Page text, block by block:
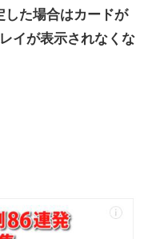
た場合はカードが
イが表示されなくな